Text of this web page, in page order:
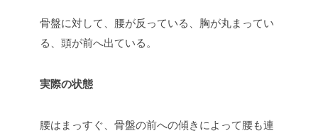
骨盤に対して、腰が反っている、胸が丸まってい
る、頭が前へ出ている。
実際の状態
腰はまっすぐ、骨盤の前への傾きによって腰も連